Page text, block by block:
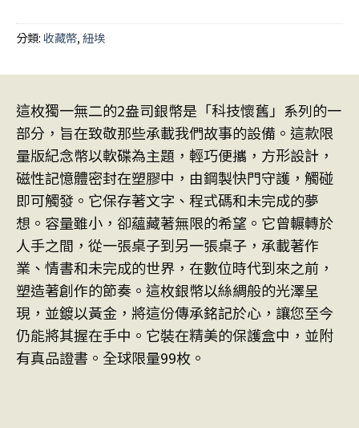
分類:收藏幣,紐埃
這枚獨一無二的2盎司銀幣是「科技懷舊」系列的一
部分，旨在致敬那些承載我們故事的設備。這款限
量版紀念幣以軟碟為主題，輕巧便攜，方形設計，
磁性記憶體密封在塑膠中，由鋼製快門守護，觸碰
即可觸發。它保存著文字、程式碼和未完成的夢
想。容量雖小，卻蘊藏著無限的希望。它曾輾轉於
人手之間，從一張桌子到另一張桌子，承載著作
業、情書和未完成的世界，在數位時代到來之前，
塑造著創作的節奏。這枚銀幣以絲綢般的光澤呈
現，並鍍以黃金，將這份傳承銘記於心，讓您至今
仍能將其握在手中。它裝在精美的保護盒中，並附
有真品證書。全球限量99枚。